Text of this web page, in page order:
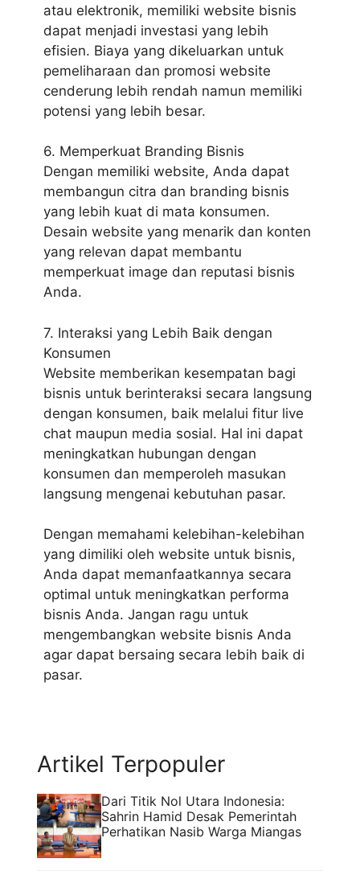
atau elektronik, memiliki website bisnis
dapat menjadi investasi yang lebih
efisien. Biaya yang dikeluarkan untuk
pemeliharaan dan promosi website
cenderung lebih rendah namun memiliki
potensi yang lebih besar.
6. Memperkuat Branding Bisnis
Dengan memiliki website, Anda dapat
membangun citra dan branding bisnis
yang lebih kuat di mata konsumen.
Desain website yang menarik dan konten
yang relevan dapat membantu
memperkuat image dan reputasi bisnis
Anda.
7. Interaksi yang Lebih Baik dengan
Konsumen
Website memberikan kesempatan bagi
bisnis untuk berinteraksi secara langsung
dengan konsumen, baik melalui fitur live
chat maupun media sosial. Hal ini dapat
meningkatkan hubungan dengan
konsumen dan memperoleh masukan
langsung mengenai kebutuhan pasar.
Dengan memahami kelebihan-kelebihan
yang dimiliki oleh website untuk bisnis,
Anda dapat memanfaatkannya secara
optimal untuk meningkatkan performa
bisnis Anda. Jangan ragu untuk
mengembangkan website bisnis Anda
agar dapat bersaing secara lebih baik di
pasar.
Artikel Terpopuler
Dari Titik Nol Utara Indonesia:
Sahrin Hamid Desak Pemerintah
Perhatikan Nasib Warga Miangas